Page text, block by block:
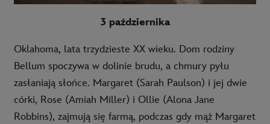
3 października
Oklahoma, lata trzydzieste XX wieku. Dom rodziny
Bellum spoczywa w dolinie brudu, a chmury pyłu
zasłaniają słońce. Margaret (Sarah Paulson) i jej dwie
córki, Rose (Amiah Miller) i Ollie (Alona Jane
Robbins), zajmują się farmą, podczas gdy mąż Margaret